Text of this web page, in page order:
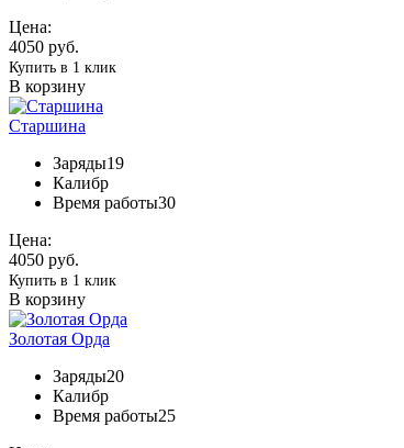
Цена:
4050 руб.
Купить в 1 клик
В корзину
Старшина
Заряды19
Калибр
Время работы30
Цена:
4050 руб.
Купить в 1 клик
В корзину
Золотая Орда
Заряды20
Калибр
Время работы25